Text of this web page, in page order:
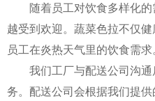
随着员工对饮食多样化的
越受到欢迎。蔬菜色拉不仅
员工在炎热天气里的饮食需求
我们工厂与配送公司沟通
务。配送公司会根据我们提